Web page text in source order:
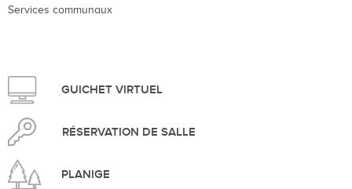
Services communaux
GUICHET VIRTUEL
RÉSERVATION DE SALLE
PLANIGE